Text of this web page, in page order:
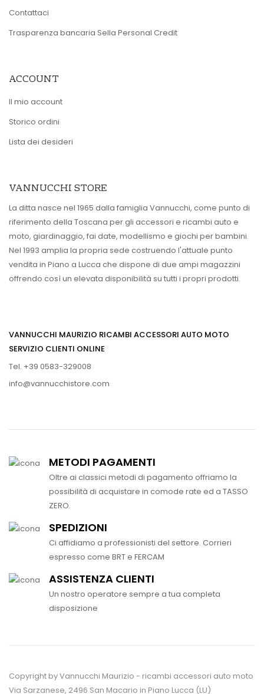
Contattaci
Trasparenza bancaria Sella Personal Credit
ACCOUNT
Il mio account
Storico ordini
Lista dei desideri
VANNUCCHI STORE
La ditta nasce nel 1965 dalla famiglia Vannucchi, come punto di
riferimento della Toscana per gli accessori e ricambi auto e
moto, giardinaggio, fai date, modellismo e giochi per bambini.
Nel 1993 amplia la propria sede costruendo l'attuale punto
vendita in Piano a Lucca che dispone di due ampi magazzini
offrendo così un elevata disponibilità su tutti i propri prodotti.
VANNUCCHI MAURIZIO RICAMBI ACCESSORI AUTO MOTO
SERVIZIO CLIENTI ONLINE
Tel. +39 0583-329008
info@vannucchistore.com
METODI PAGAMENTI
Oltre ai classici metodi di pagamento offriamo la
possibilità di acquistare in comode rate ed a TASSO
ZERO.
SPEDIZIONI
Ci affidiamo a professionisti del settore. Corrieri
espresso come BRT e FERCAM
ASSISTENZA CLIENTI
Un nostro operatore sempre a tua completa
disposizione
Copyright by Vannucchi Maurizio - ricambi accessori auto moto
Via Sarzanese, 2496 San Macario in Piano Lucca (LU)